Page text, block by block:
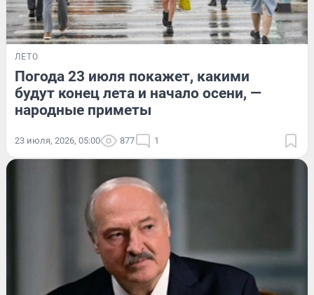
ЛЕТО
Погода 23 июля покажет, какими
будут конец лета и начало осени, —
народные приметы
23 июля, 2026, 05:00 877 1